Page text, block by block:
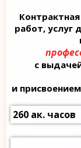
работ, услуг
с
и
260 ак. часов